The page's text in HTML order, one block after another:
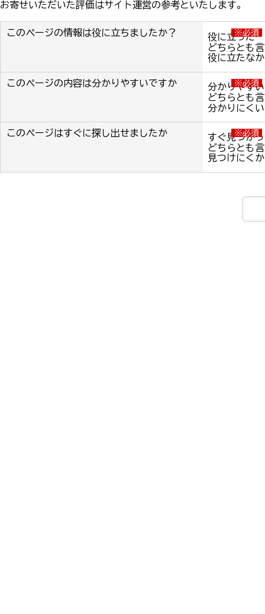
お寄せいただいた評価はサイト運営の参考といたします。
このページの情報は役に立ちましたか？ ※必須
役に立った
どちらとも
役に立たな
このページの内容は分かりやすいですか ※必須
分かりやすい
どちらとも
分かりにくい
このページはすぐに探し出せましたか ※必須
すぐ見つか
どちらとも
見つけにく